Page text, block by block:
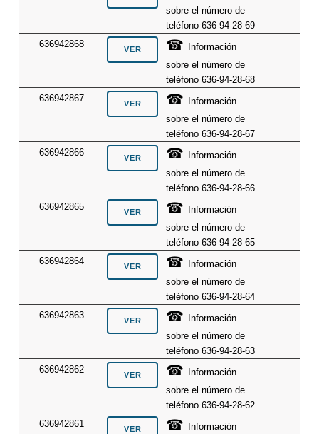
sobre el número de
teléfono 636-94-28-69
636942868
☎
Información
sobre el número de
teléfono 636-94-28-68
636942867
☎
Información
sobre el número de
teléfono 636-94-28-67
636942866
☎
Información
sobre el número de
teléfono 636-94-28-66
636942865
☎
Información
sobre el número de
teléfono 636-94-28-65
636942864
☎
Información
sobre el número de
teléfono 636-94-28-64
636942863
☎
Información
sobre el número de
teléfono 636-94-28-63
636942862
☎
Información
sobre el número de
teléfono 636-94-28-62
636942861
☎
Información